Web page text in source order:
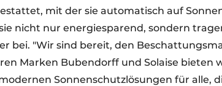
mit der sie automatisch auf
nicht nur energiesparend, sondern
bei. "Wir sind bereit, den
Marken Bubendorff und Solaise bieten
Sonnenschutzlösungen für alle,